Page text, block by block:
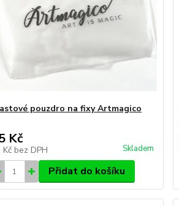
pouzdro na fixy Artmagico
Kč
Kč bez DPH Skladem
Přidat do košíku